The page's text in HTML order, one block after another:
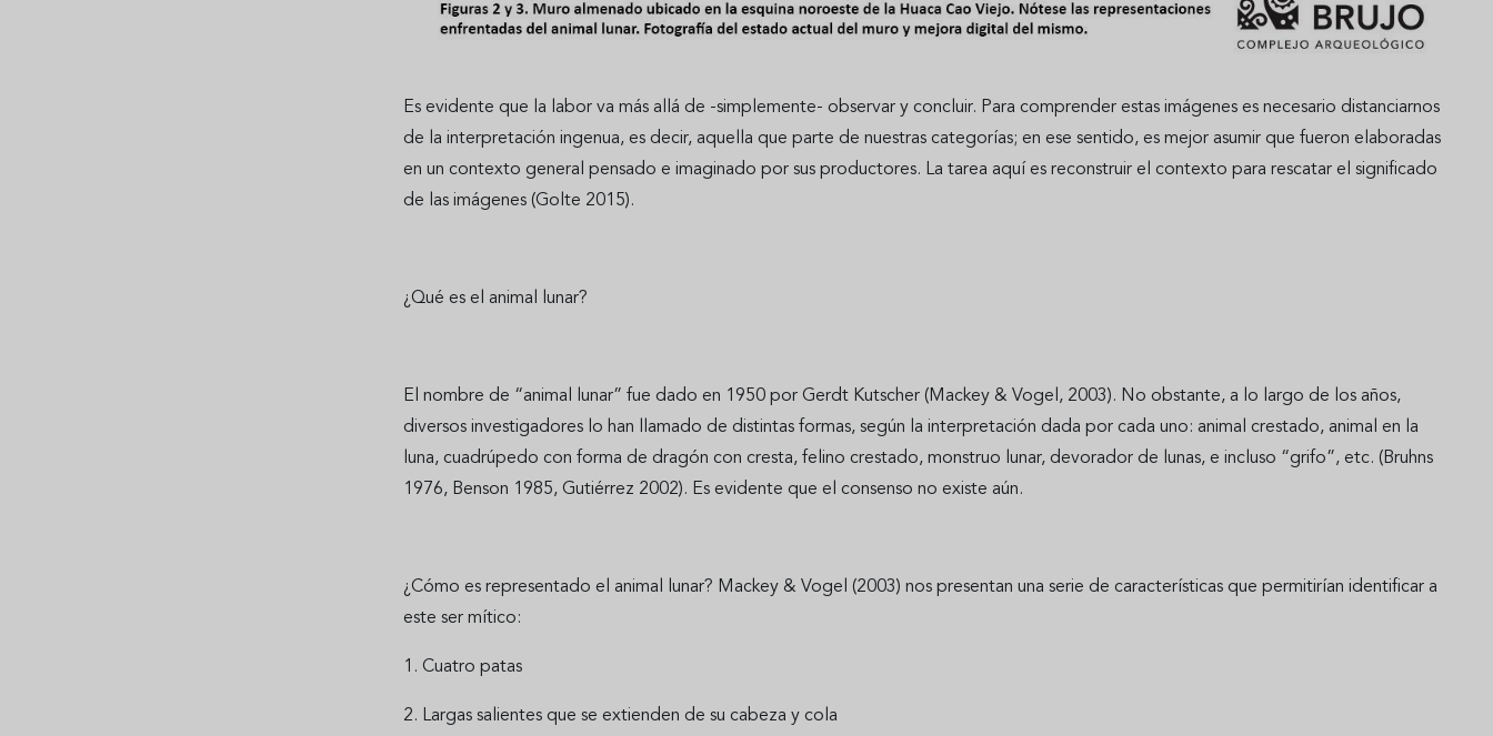
Es evidente que la labor va más allá de -simplemente- observar y concluir. Para comprender estas imágenes es necesario distanciarnos
de la interpretación ingenua, es decir, aquella que parte de nuestras categorías; en ese sentido, es mejor asumir que fueron elaboradas
en un contexto general pensado e imaginado por sus productores. La tarea aquí es reconstruir el contexto para rescatar el significado
de las imágenes (Golte 2015).
¿Qué es el animal lunar?
El nombre de “animal lunar” fue dado en 1950 por Gerdt Kutscher (Mackey & Vogel, 2003). No obstante, a lo largo de los años,
diversos investigadores lo han llamado de distintas formas, según la interpretación dada por cada uno: animal crestado, animal en la
luna, cuadrúpedo con forma de dragón con cresta, felino crestado, monstruo lunar, devorador de lunas, e incluso “grifo”, etc. (Bruhns
1976, Benson 1985, Gutiérrez 2002). Es evidente que el consenso no existe aún.
¿Cómo es representado el animal lunar? Mackey & Vogel (2003) nos presentan una serie de características que permitirían identificar a
este ser mítico:
1. Cuatro patas
2. Largas salientes que se extienden de su cabeza y cola